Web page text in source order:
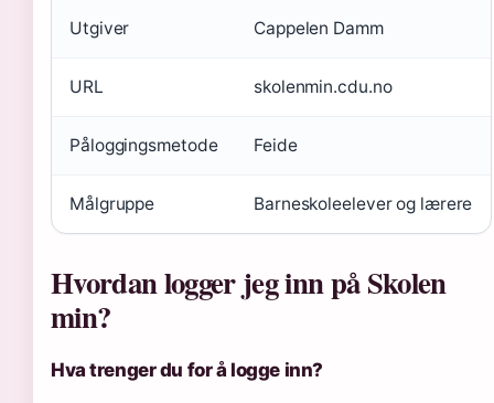
Utgiver Cappelen Damm
URL skolenmin.cdu.no
Påloggingsmetode Feide
Målgruppe Barneskoleelever og lærere
Hvordan logger jeg inn på Skolen
min?
Hva trenger du for å logge inn?